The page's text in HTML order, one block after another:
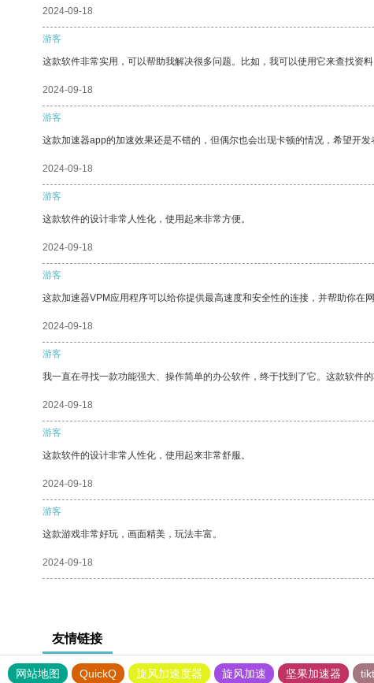
2024-09-18
游客
这款软件非常实用，可以帮助我解决很多问题。比如，我可以使用它来查找资料
2024-09-18
游客
这款加速器app的加速效果还是不错的，但偶尔也会出现卡顿的情况，希望开发
2024-09-18
游客
这款软件的设计非常人性化，使用起来非常方便。
2024-09-18
游客
这款加速器VPM应用程序可以给你提供最高速度和安全性的连接，并帮助你在网
2024-09-18
游客
我一直在寻找一款功能强大、操作简单的办公软件，终于找到了它。这款软件
2024-09-18
游客
这款软件的设计非常人性化，使用起来非常舒服。
2024-09-18
游客
这款游戏非常好玩，画面精美，玩法丰富。
2024-09-18
友情链接
网站地图 QuickQ 旋风加速度器 旋风加速 坚果加速器